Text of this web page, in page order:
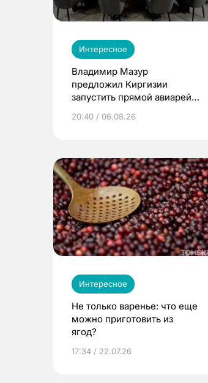
Интересное
Владимир Мазур
предложил Киргизии
запустить прямой авиарейс
20:40 / 06.08.26
Интересное
Не только варенье: что еще
можно приготовить из
ягод?
17:34 / 22.07.26